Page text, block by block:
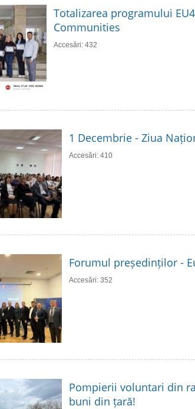
Totalizarea programului
Communities
Accesări: 432
1 Decembrie - Ziua
Accesări: 410
Forumul președinților -
Accesări: 352
Pompierii voluntari din
buni din țară!